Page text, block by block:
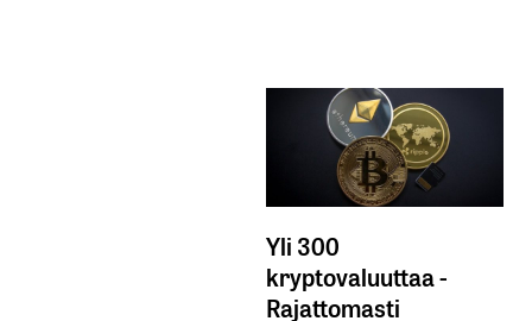
Yli 300
kryptovaluuttaa -
Rajattomasti